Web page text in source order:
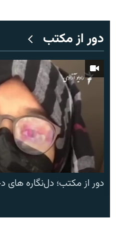
دور از مکتب
دور از مکتب؛ دل‌نگاره های